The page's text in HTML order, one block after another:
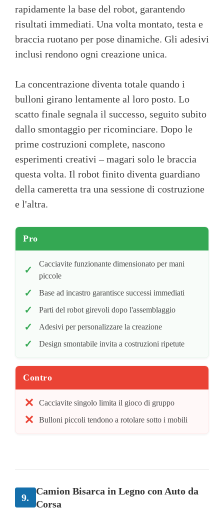
rapidamente la base del robot, garantendo
risultati immediati. Una volta montato, testa e
braccia ruotano per pose dinamiche. Gli adesivi
inclusi rendono ogni creazione unica.
La concentrazione diventa totale quando i
bulloni girano lentamente al loro posto. Lo
scatto finale segnala il successo, seguito subito
dallo smontaggio per ricominciare. Dopo le
prime costruzioni complete, nascono
esperimenti creativi – magari solo le braccia
questa volta. Il robot finito diventa guardiano
della cameretta tra una sessione di costruzione
e l'altra.
Pro
Cacciavite funzionante dimensionato per mani
piccole
Base ad incastro garantisce successi immediati
Parti del robot girevoli dopo l'assemblaggio
Adesivi per personalizzare la creazione
Design smontabile invita a costruzioni ripetute
Contro
Cacciavite singolo limita il gioco di gruppo
Bulloni piccoli tendono a rotolare sotto i mobili
9.
Camion Bisarca in Legno con Auto da
Corsa